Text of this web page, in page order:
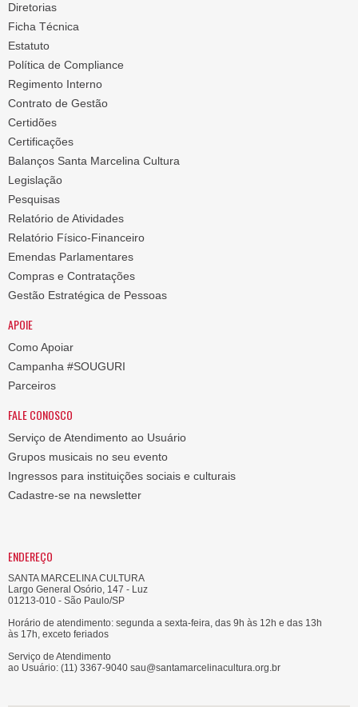
Diretorias
Ficha Técnica
Estatuto
Política de Compliance
Regimento Interno
Contrato de Gestão
Certidões
Certificações
Balanços Santa Marcelina Cultura
Legislação
Pesquisas
Relatório de Atividades
Relatório Físico-Financeiro
Emendas Parlamentares
Compras e Contratações
Gestão Estratégica de Pessoas
APOIE
Como Apoiar
Campanha #SOUGURI
Parceiros
FALE CONOSCO
Serviço de Atendimento ao Usuário
Grupos musicais no seu evento
Ingressos para instituições sociais e culturais
Cadastre-se na newsletter
ENDEREÇO
SANTA MARCELINA CULTURA
Largo General Osório, 147 - Luz
01213-010 - São Paulo/SP
Horário de atendimento: segunda a sexta-feira, das 9h às 12h e das 13h
às 17h, exceto feriados
Serviço de Atendimento
ao Usuário: (11) 3367-9040 sau@santamarcelinacultura.org.br